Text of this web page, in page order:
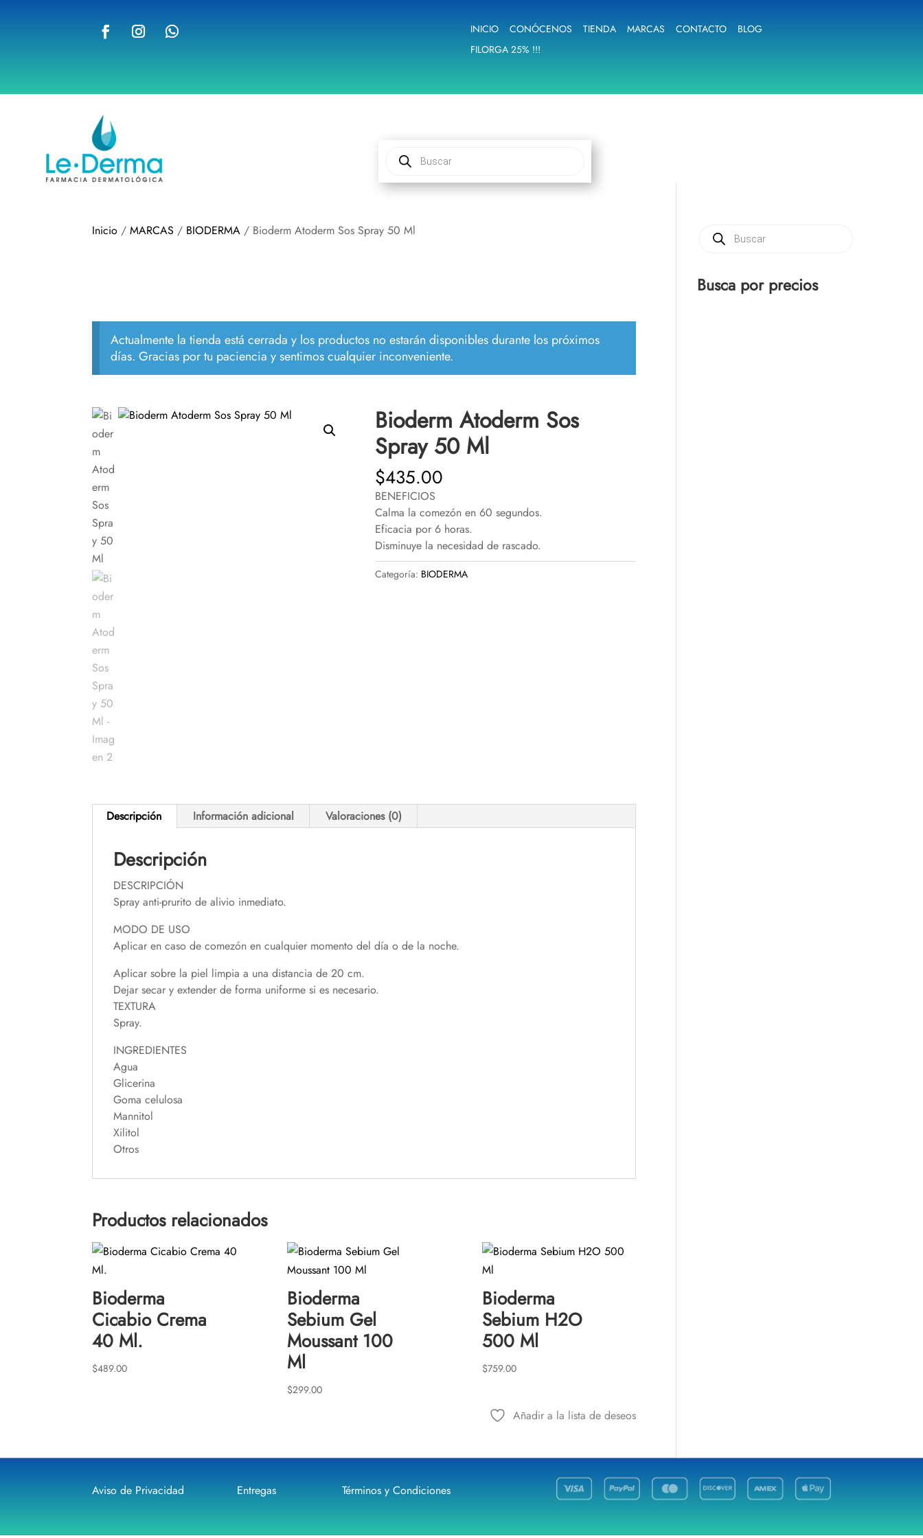
INICIO CONÓCENOS TIENDA MARCAS CONTACTO
BLOG
FILORGA 25% !!!
Búsqueda
Inicio /MARCAS / BIODERMA / Bioderm Atoderm Sos Spray 50 Ml
Actualmente la tienda está cerrada y los productos no estarán disponibles durante los próximos
días. Gracias por tu paciencia y sentimos cualquier inconveniente.
Bioderm Atoderm Sos
Spray 50 Ml
$435.00
BENEFICIOS
Calma la comezón en 60 segundos.
Eficacia por 6 horas.
Disminuye la necesidad de rascado.
Añadir a la lista de deseos
Categoría: BIODERMA
Descripción Información adicional Valoraciones (0)
Descripción
DESCRIPCIÓN
Spray anti-prurito de alivio inmediato.
MODO DE USO
Aplicar en caso de comezón en cualquier momento del día o de la noche.
Aplicar sobre la piel limpia a una distancia de 20 cm.
Dejar secar y extender de forma uniforme si es necesario.
TEXTURA
Spray.
INGREDIENTES
Agua
Glicerina
Goma celulosa
Mannitol
Xilitol
Otros
Productos relacionados
Bioderma
Cicabio Crema
40 Ml.
$489.00
Bioderma
Sebium Gel
Moussant 100
Ml
$299.00
Bioderma
Sebium H2O
500 Ml
$759.00
Búsqueda
Busca por precios
Aviso de Privacidad Entregas Términos y Condiciones